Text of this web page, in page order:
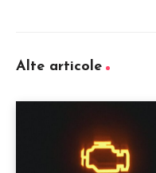
Alte articole